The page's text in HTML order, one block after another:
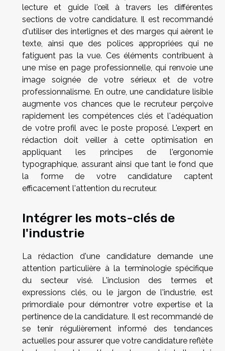
lecture et guide l'œil à travers les différentes
sections de votre candidature. Il est recommandé
d'utiliser des interlignes et des marges qui aèrent le
texte, ainsi que des polices appropriées qui ne
fatiguent pas la vue. Ces éléments contribuent à
une mise en page professionnelle, qui renvoie une
image soignée de votre sérieux et de votre
professionnalisme. En outre, une candidature lisible
augmente vos chances que le recruteur perçoive
rapidement les compétences clés et l'adéquation
de votre profil avec le poste proposé. L'expert en
rédaction doit veiller à cette optimisation en
appliquant les principes de l'ergonomie
typographique, assurant ainsi que tant le fond que
la forme de votre candidature captent
efficacement l'attention du recruteur.
Intégrer les mots-clés de
l'industrie
La rédaction d'une candidature demande une
attention particulière à la terminologie spécifique
du secteur visé. L'inclusion des termes et
expressions clés, ou le jargon de l'industrie, est
primordiale pour démontrer votre expertise et la
pertinence de la candidature. Il est recommandé de
se tenir régulièrement informé des tendances
actuelles pour assurer que votre candidature reflète